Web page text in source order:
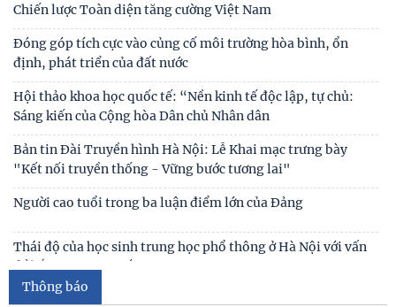
Chiến lược Toàn diện tăng cường Việt Nam
Đóng góp tích cực vào củng cố môi trường hòa bình, ổn
định, phát triển của đất nước
Hội thảo khoa học quốc tế: “Nền kinh tế độc lập, tự chủ:
Sáng kiến của Cộng hòa Dân chủ Nhân dân
Bản tin Đài Truyền hình Hà Nội: Lễ Khai mạc trưng bày
"Kết nối truyền thống - Vững bước tương lai"
Người cao tuổi trong ba luận điểm lớn của Đảng
Thái độ của học sinh trung học phổ thông ở Hà Nội với vấn
đề bắt nạt trực tuyến
Thông báo